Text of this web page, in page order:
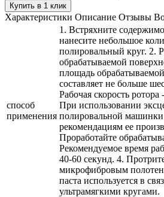
Купить в 1 клик
Характеристики Описание Отзывы
способ
применения
1. Встряхните
нанесите небольшое
полировальный круг. 2.
обрабатываемой
площадь
составляет не больше
Рабочая скорость
При использовании
полировальной машинки
рекомендациям ее
Проработайте
Рекомендуемое время
40-60 секунд. 4.
микрофибровым
паста используется в
ультрамягкими кругами.